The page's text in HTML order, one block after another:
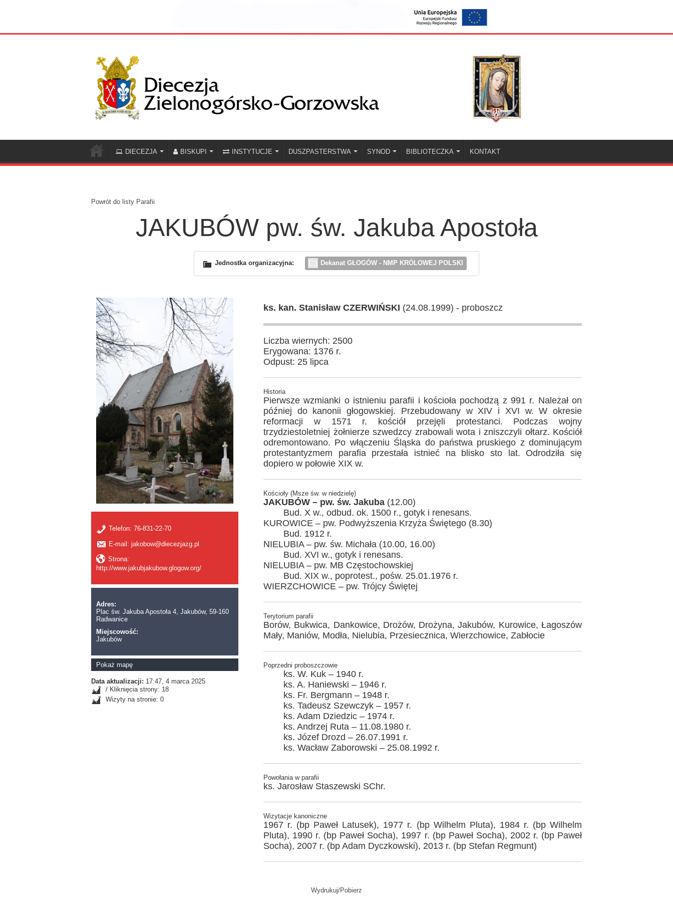
DIECEZJA BISKUPI INSTYTUCJE DUSZPASTERSTWA SYNOD BIBLIOTECZKA KONTAKT
Powrót do listy Parafii
JAKUBÓW pw. św. Jakuba Apostoła
Jednostka organizacyjna: Dekanat GŁOGÓW - NMP KRÓLOWEJ POLSKI
Telefon: 76-831-22-70
E-mail: jakobow@diecezjazg.pl
Strona:
http://www.jakubjakubow.glogow.org/
Adres:
Plac św. Jakuba Apostoła 4, Jakubów, 59-160
Radwanice
Miejscowość:
Jakubów
Pokaż mapę
Data aktualizacji: 17:47, 4 marca 2025
/ Kliknięcia strony: 18
Wizyty na stronie: 0
ks. kan. Stanisław CZERWIŃSKI (24.08.1999) - proboszcz
Liczba wiernych: 2500
Erygowana: 1376 r.
Odpust: 25 lipca
Historia
Pierwsze wzmianki o istnieniu parafii i kościoła pochodzą z 991 r. Należał on
później do kanonii głogowskiej. Przebudowany w XIV i XVI w. W okresie
reformacji w 1571 r. kościół przejęli protestanci. Podczas wojny
trzydziestoletniej żołnierze szwedzcy zrabowali wota i zniszczyli ołtarz. Kościół
odremontowano. Po włączeniu Śląska do państwa pruskiego z dominującym
protestantyzmem parafia przestała istnieć na blisko sto lat. Odrodziła się
dopiero w połowie XIX w.
Kościoły (Msze św. w niedzielę)
JAKUBÓW – pw. św. Jakuba (12.00)
Bud. X w., odbud. ok. 1500 r., gotyk i renesans.
KUROWICE – pw. Podwyższenia Krzyża Świętego (8.30)
Bud. 1912 r.
NIELUBIA – pw. św. Michała (10.00, 16.00)
Bud. XVI w., gotyk i renesans.
NIELUBIA – pw. MB Częstochowskiej
Bud. XIX w., poprotest., pośw. 25.01.1976 r.
WIERZCHOWICE – pw. Trójcy Świętej
Terytorium parafii
Borów, Bukwica, Dankowice, Drożów, Drożyna, Jakubów, Kurowice, Łagoszów
Mały, Maniów, Modła, Nielubia, Przesiecznica, Wierzchowice, Zabłocie
Poprzedni proboszczowie
ks. W. Kuk – 1940 r.
ks. A. Haniewski – 1946 r.
ks. Fr. Bergmann – 1948 r.
ks. Tadeusz Szewczyk – 1957 r.
ks. Adam Dziedzic – 1974 r.
ks. Andrzej Ruta – 11.08.1980 r.
ks. Józef Drozd – 26.07.1991 r.
ks. Wacław Zaborowski – 25.08.1992 r.
Powołania w parafii
ks. Jarosław Staszewski SChr.
Wizytacje kanoniczne
1967 r. (bp Paweł Latusek), 1977 r. (bp Wilhelm Pluta), 1984 r. (bp Wilhelm
Pluta), 1990 r. (bp Paweł Socha), 1997 r. (bp Paweł Socha), 2002 r. (bp Paweł
Socha), 2007 r. (bp Adam Dyczkowski), 2013 r. (bp Stefan Regmunt)
Wydrukuj/Pobierz